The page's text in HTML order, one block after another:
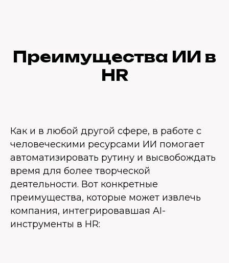
Преимущества ИИ в
HR
Как и в любой другой сфере, в работе с
человеческими ресурсами ИИ помогает
автоматизировать рутину и высвобождать
время для более творческой
деятельности. Вот конкретные
преимущества, которые может извлечь
компания, интегрировавшая AI-
инструменты в HR: